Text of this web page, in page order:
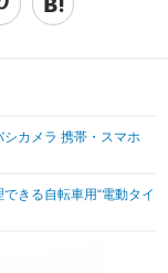
その他
映画・ドラマ
その他
カメラ 携帯・スマホ
きる自転車用“電動タイ